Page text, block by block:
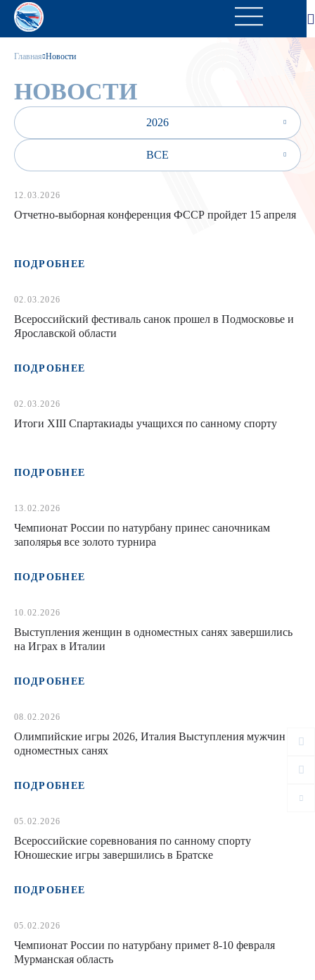
Главная Новости
НОВОСТИ
2026
ВСЕ
12.03.2026
Отчетно-выборная конференция ФССР пройдет 15 апреля
ПОДРОБНЕЕ
02.03.2026
Всероссийский фестиваль санок прошел в Подмосковье и
Ярославской области
ПОДРОБНЕЕ
02.03.2026
Итоги XIII Спартакиады учащихся по санному спорту
ПОДРОБНЕЕ
13.02.2026
Чемпионат России по натурбану принес саночникам
заполярья все золото турнира
ПОДРОБНЕЕ
10.02.2026
Выступления женщин в одноместных санях завершились
на Играх в Италии
ПОДРОБНЕЕ
08.02.2026
Олимпийские игры 2026, Италия Выступления мужчин в
одноместных санях
ПОДРОБНЕЕ
05.02.2026
Всероссийские соревнования по санному спорту
Юношеские игры завершились в Братске
ПОДРОБНЕЕ
05.02.2026
Чемпионат России по натурбану примет 8-10 февраля
Мурманская область